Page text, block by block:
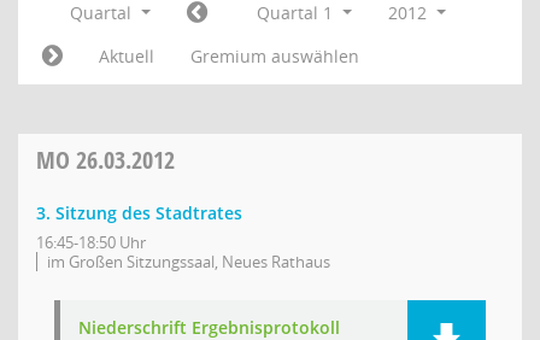
Quartal Quartal 1
2012
Aktuell
Gremium auswählen
MO 26.03.2012
3. Sitzung des Stadtrates
16:45-18:50 Uhr
im Großen Sitzungssaal, Neues Rathaus
Niederschrift Ergebnisprotokoll